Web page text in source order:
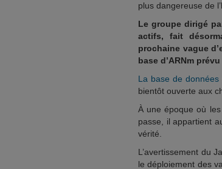
plus dangereuse de
Le groupe dirigé
actifs, fait
prochaine vague
base d’ARNm
La base de données
bientôt ouverte aux
À une époque où
passe, il appartient
vérité.
L’avertissement du
le déploiement des